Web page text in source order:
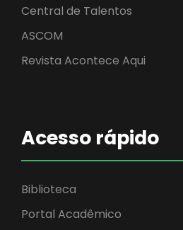
Central de Talentos
ASCOM
Revista Acontece Aqui
Acesso rápido
Biblioteca
Portal Acadêmico